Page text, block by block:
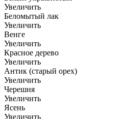
Увеличить
Беломытый лак
Увеличить
Венге
Увеличить
Красное дерево
Увеличить
Антик (старый орех)
Увеличить
Черешня
Увеличить
Ясень
Увеличить